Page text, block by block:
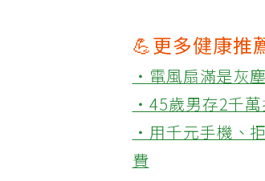
💪更多健康推
‧電風扇滿是灰
‧45歲男存2千萬
‧用千元手機、
費